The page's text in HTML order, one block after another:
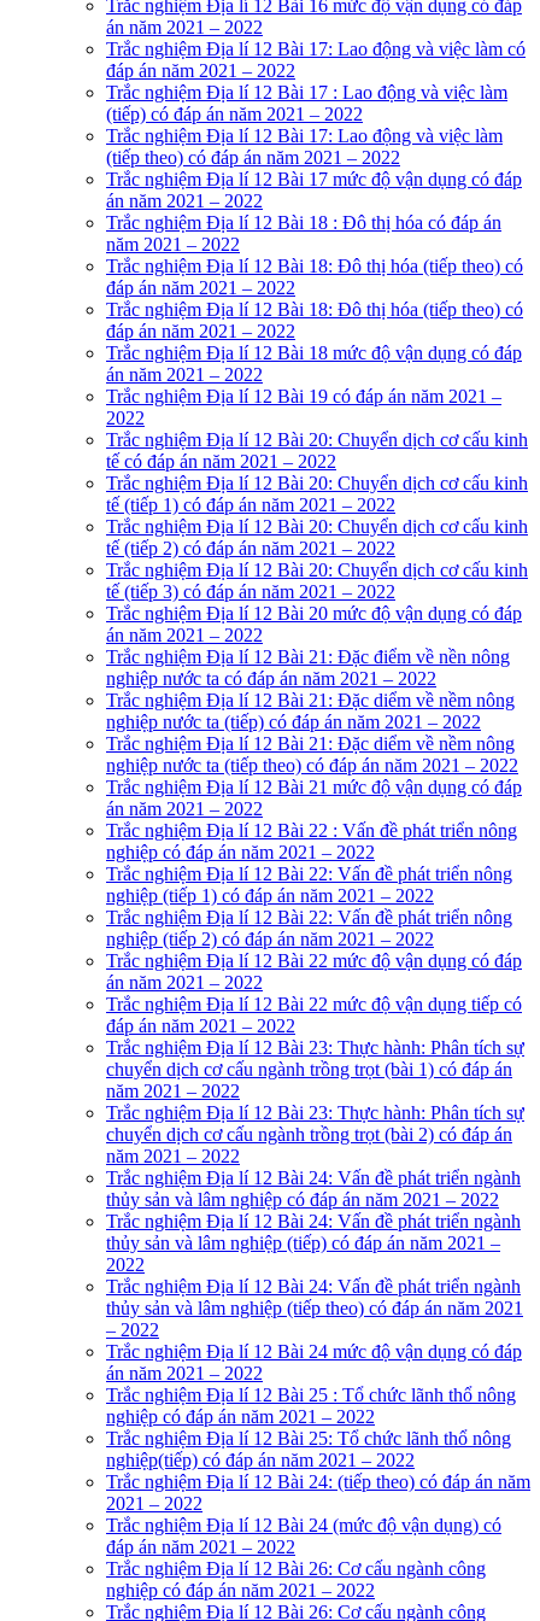
Trắc nghiệm Địa lí 12 Bài 16 mức độ vận dụng có đáp
án năm 2021 – 2022
Trắc nghiệm Địa lí 12 Bài 17: Lao động và việc làm có
đáp án năm 2021 – 2022
Trắc nghiệm Địa lí 12 Bài 17 : Lao động và việc làm
(tiếp) có đáp án năm 2021 – 2022
Trắc nghiệm Địa lí 12 Bài 17: Lao động và việc làm
(tiếp theo) có đáp án năm 2021 – 2022
Trắc nghiệm Địa lí 12 Bài 17 mức độ vận dụng có đáp
án năm 2021 – 2022
Trắc nghiệm Địa lí 12 Bài 18 : Đô thị hóa có đáp án
năm 2021 – 2022
Trắc nghiệm Địa lí 12 Bài 18: Đô thị hóa (tiếp theo) có
đáp án năm 2021 – 2022
Trắc nghiệm Địa lí 12 Bài 18: Đô thị hóa (tiếp theo) có
đáp án năm 2021 – 2022
Trắc nghiệm Địa lí 12 Bài 18 mức độ vận dụng có đáp
án năm 2021 – 2022
Trắc nghiệm Địa lí 12 Bài 19 có đáp án năm 2021 –
2022
Trắc nghiệm Địa lí 12 Bài 20: Chuyển dịch cơ cấu kinh
tế có đáp án năm 2021 – 2022
Trắc nghiệm Địa lí 12 Bài 20: Chuyển dịch cơ cấu kinh
tế (tiếp 1) có đáp án năm 2021 – 2022
Trắc nghiệm Địa lí 12 Bài 20: Chuyển dịch cơ cấu kinh
tế (tiếp 2) có đáp án năm 2021 – 2022
Trắc nghiệm Địa lí 12 Bài 20: Chuyển dịch cơ cấu kinh
tế (tiếp 3) có đáp án năm 2021 – 2022
Trắc nghiệm Địa lí 12 Bài 20 mức độ vận dụng có đáp
án năm 2021 – 2022
Trắc nghiệm Địa lí 12 Bài 21: Đặc điểm về nền nông
nghiệp nước ta có đáp án năm 2021 – 2022
Trắc nghiệm Địa lí 12 Bài 21: Đặc diểm về nềm nông
nghiệp nước ta (tiếp) có đáp án năm 2021 – 2022
Trắc nghiệm Địa lí 12 Bài 21: Đặc diểm về nềm nông
nghiệp nước ta (tiếp theo) có đáp án năm 2021 – 2022
Trắc nghiệm Địa lí 12 Bài 21 mức độ vận dụng có đáp
án năm 2021 – 2022
Trắc nghiệm Địa lí 12 Bài 22 : Vấn đề phát triển nông
nghiệp có đáp án năm 2021 – 2022
Trắc nghiệm Địa lí 12 Bài 22: Vấn đề phát triển nông
nghiệp (tiếp 1) có đáp án năm 2021 – 2022
Trắc nghiệm Địa lí 12 Bài 22: Vấn đề phát triển nông
nghiệp (tiếp 2) có đáp án năm 2021 – 2022
Trắc nghiệm Địa lí 12 Bài 22 mức độ vận dụng có đáp
án năm 2021 – 2022
Trắc nghiệm Địa lí 12 Bài 22 mức độ vận dụng tiếp có
đáp án năm 2021 – 2022
Trắc nghiệm Địa lí 12 Bài 23: Thực hành: Phân tích sự
chuyển dịch cơ cấu ngành trồng trọt (bài 1) có đáp án
năm 2021 – 2022
Trắc nghiệm Địa lí 12 Bài 23: Thực hành: Phân tích sự
chuyển dịch cơ cấu ngành trồng trọt (bài 2) có đáp án
năm 2021 – 2022
Trắc nghiệm Địa lí 12 Bài 24: Vấn đề phát triển ngành
thủy sản và lâm nghiệp có đáp án năm 2021 – 2022
Trắc nghiệm Địa lí 12 Bài 24: Vấn đề phát triển ngành
thủy sản và lâm nghiệp (tiếp) có đáp án năm 2021 –
2022
Trắc nghiệm Địa lí 12 Bài 24: Vấn đề phát triển ngành
thủy sản và lâm nghiệp (tiếp theo) có đáp án năm 2021
– 2022
Trắc nghiệm Địa lí 12 Bài 24 mức độ vận dụng có đáp
án năm 2021 – 2022
Trắc nghiệm Địa lí 12 Bài 25 : Tổ chức lãnh thổ nông
nghiệp có đáp án năm 2021 – 2022
Trắc nghiệm Địa lí 12 Bài 25: Tổ chức lãnh thổ nông
nghiệp(tiếp) có đáp án năm 2021 – 2022
Trắc nghiệm Địa lí 12 Bài 24: (tiếp theo) có đáp án năm
2021 – 2022
Trắc nghiệm Địa lí 12 Bài 24 (mức độ vận dụng) có
đáp án năm 2021 – 2022
Trắc nghiệm Địa lí 12 Bài 26: Cơ cấu ngành công
nghiệp có đáp án năm 2021 – 2022
Trắc nghiệm Địa lí 12 Bài 26: Cơ cấu ngành công